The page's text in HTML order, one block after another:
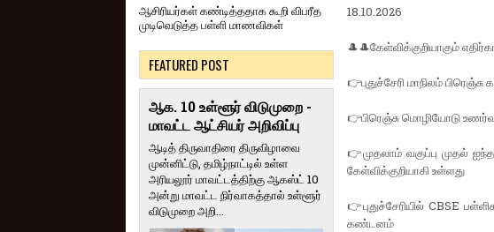
18.10.2026
🎩🎩கேள்விக்குறியாகும்
👉புதுச்சேரி மாநிலம்
👉பிரெஞ்சு மொழியோடு
👉முதலாம் வகுப்பு முதல்
கேள்விக்குறியாகி உள்ளது
👉புதுச்சேரியில் CBSE
கண்டனம்
ஆசிரியர்கள் கண்டித்ததாக கூறி விபரீத
முடிவெடுத்த பள்ளி மாணவிகள்
FEATURED POST
ஆக. 10 உள்ளூர் விடுமுறை -
மாவட்ட ஆட்சியர் அறிவிப்பு
ஆடித் திருவாதிரை திருவிழாவை
முன்னிட்டு, தமிழ்நாட்டில் உள்ள
அரியலூர் மாவட்டத்திற்கு ஆகஸ்ட் 10
அன்று மாவட்ட நிர்வாகத்தால் உள்ளூர்
விடுமுறை அறி...